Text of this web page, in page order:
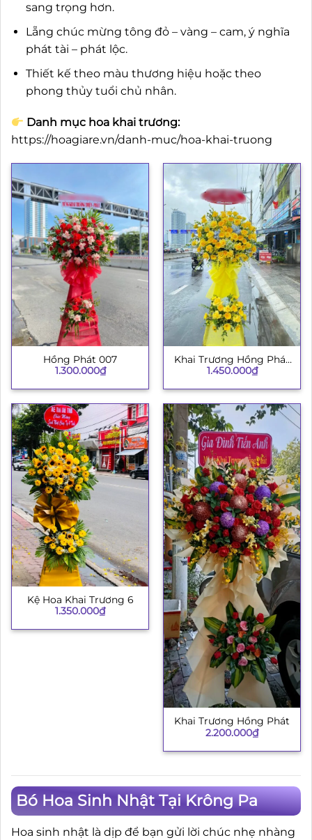
sang trọng hơn.
Lẵng chúc mừng tông đỏ – vàng – cam, ý nghĩa
phát tài – phát lộc.
Thiết kế theo màu thương hiệu hoặc theo
phong thủy tuổi chủ nhân.
Danh mục hoa khai trương:
https://hoagiare.vn/danh-muc/hoa-khai-truong
Hồng Phát 007
1.300.000₫
Khai Trương Hồng Phát
003
1.450.000₫
Kệ Hoa Khai Trương 6
1.350.000₫
Khai Trương Hồng Phát
2.200.000₫
Bó Hoa Sinh Nhật Tại Krông Pa
Hoa sinh nhật là dịp để bạn gửi lời chúc nhẹ nhàng